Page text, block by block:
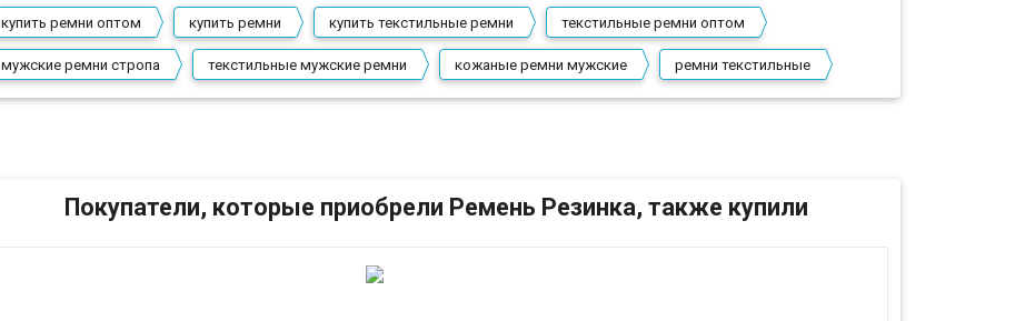
купить ремни оптом купить ремни купить текстильные ремни текстильные ремни оптом
мужские ремни стропа текстильные мужские ремни кожаные ремни мужские ремни текстильные
Покупатели, которые приобрели Ремень Резинка, также купили